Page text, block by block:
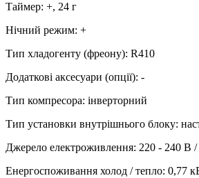
Таймер: +, 24 г
Нічний режим: +
Тип хладогенту (фреону): R410
Додаткові аксесуари (опції): -
Тип компресора: інверторний
Тип установки внутрішнього блоку:
Джерело електроживлення: 220 - 240 В /
Енергоспоживання холод / тепло: 0,77